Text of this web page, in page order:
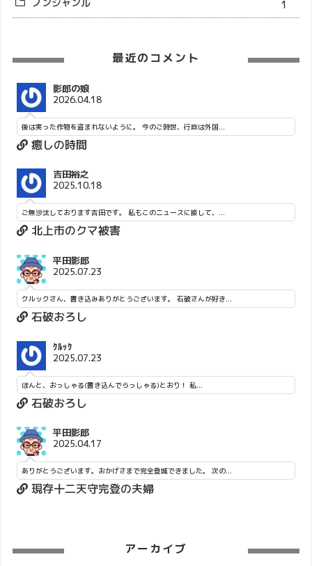
1
最近のコメント
影郎の娘
2026.04.18
後は実った作物を盗まれないように。 今のご時世、行政は外国...
癒しの時間
吉田裕之
2025.10.18
ご無沙汰しております吉田です。 私もこのニュースに接して、...
北上市のクマ被害
平田影郎
2025.07.23
クルックさん、書き込みありがとうございます。 石破さんが好き...
石破おろし
ｸﾙｯｸ
2025.07.23
ほんと、おっしゃる(書き込んでらっしゃる)とおり！ 私...
石破おろし
平田影郎
2025.04.17
ありがとうございます。おかげさまで完全登城できました。 次の...
現存十二天守完登の夫婦
アーカイブ